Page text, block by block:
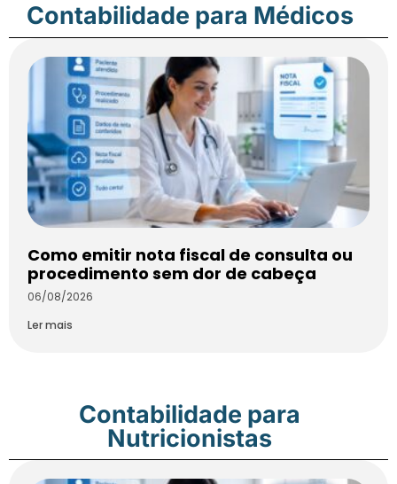
Contabilidade para Médicos
Como emitir nota fiscal de consulta ou
procedimento sem dor de cabeça
06/08/2026
Ler mais
Contabilidade para
Nutricionistas